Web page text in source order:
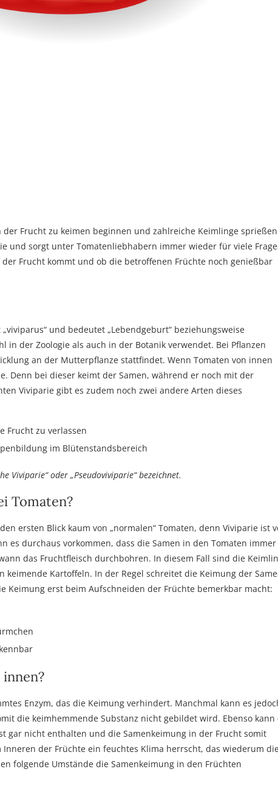
Frucht zu keimen beginnen und zahlreiche Keimlinge sprießen
und sorgt unter Tomatenliebhabern immer wieder für viele
Frucht kommt und ob die betroffenen Früchte noch genießbar
und bedeutet „Lebendgeburt“ beziehungsweise
in der Zoologie als auch in der Botanik verwendet. Bei Pflanzen
an der Mutterpflanze stattfindet. Wenn Tomaten von innen
Denn bei dieser keimt der Samen, während er noch mit der
Viviparie gibt es zudem noch zwei andere Arten dieses
Frucht zu verlassen
im Blütenstandsbereich
Viviparie“ oder „Pseudoviviparie“ bezeichnet.
Tomaten?
ersten Blick kaum von „normalen“ Tomaten, denn Viviparie ist
es durchaus vorkommen, dass die Samen in den Tomaten immer
das Fruchtfleisch durchbohren. In diesem Fall sind die
Kartoffeln. In der Regel schreitet die Keimung der
Keimung erst beim Aufschneiden der Früchte bemerkbar macht:
Enzym, das die Keimung verhindert. Manchmal kann es
die keimhemmende Substanz nicht gebildet wird. Ebenso kann
gar nicht enthalten und die Samenkeimung in der Frucht somit
der Früchte ein feuchtes Klima herrscht, das wiederum
folgende Umstände die Samenkeimung in den Früchten